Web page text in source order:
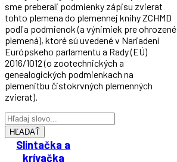
sme preberali podmienky zápisu zvierat
tohto plemena do plemennej knihy ZCHMD
podľa podmienok (a výnimiek pre ohrozené
plemená), ktoré sú uvedené v Nariadení
Európskeho parlamentu a Rady (EÚ)
2016/1012 (o zootechnických a
genealogických podmienkach na
plemenitbu čistokrvných plemenných
zvierat).
HĽADAŤ
Slintačka a
krívačka